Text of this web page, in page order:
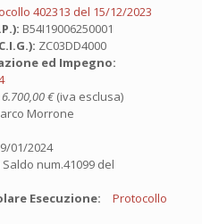
402313 del 15/12/2023
B54I19006250001
ZC03DD4000
ed Impegno:
6.700,00 €(iva esclusa)
Morrone
01/2024
num.41099 del
Esecuzione:
Protocollo